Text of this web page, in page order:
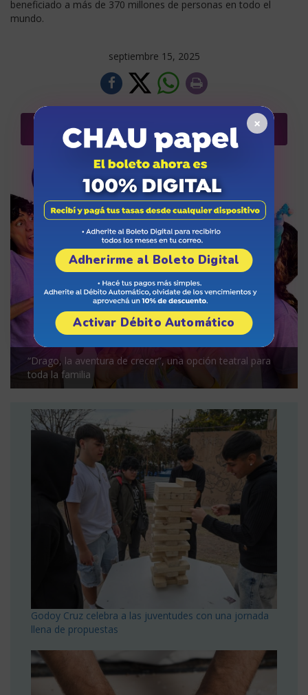
beneficiado a más de 370 millones de personas en todo el
mundo.
septiembre 15, 2025
Más noticias
“Drago, la aventura de crecer”, una opción teatral para
toda la familia
Godoy Cruz celebra a las juventudes con una jornada
llena de propuestas
×
Adherirme al Boleto Digital
Activar Débito Automático